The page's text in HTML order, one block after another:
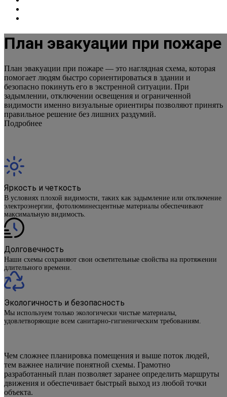
План эвакуации при пожаре
План эвакуации при пожаре — это наглядная схема, которая
помогает людям быстро сориентироваться в здании и
безопасно покинуть его в экстренной ситуации. При
задымлении, отключении освещения и ограниченной
видимости именно визуальные ориентиры позволяют принять
правильное решение без лишних раздумий.
Подробнее
Яркость и четкость
В условиях плохой видимости, таких как задымление или отключение
электроэнергии, фотолюминесцентные материалы обеспечивают
максимальную видимость.
Долговечность
Наши схемы сохраняют свои осветительные свойства на протяжении
длительного времени.
Экологичность и безопасность
Мы используем только экологически чистые материалы,
удовлетворяющие всем санитарно-гигиеническим требованиям.
Чем сложнее планировка помещения и выше поток людей,
тем важнее наличие понятной схемы. Грамотно
разработанный план позволяет заранее определить маршруты
движения и обеспечивает быстрый выход из любой точки
объекта.